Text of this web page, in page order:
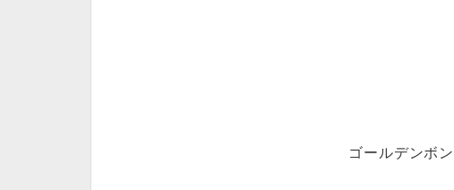
ゴールデンボ